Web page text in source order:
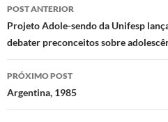
n o
k p
de
posts
POST ANTERIOR
Projeto Adole-sendo da Unifesp
debater preconceitos sobre
PRÓXIMO POST
Argentina, 1985